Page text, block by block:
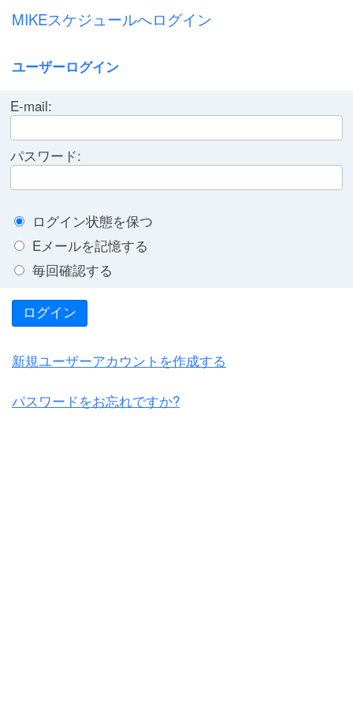
MIKEスケジュールへログイン
ユーザーログイン
E-mail:
パスワード:
ログイン状態を保つ
Eメールを記憶する
毎回確認する
ログイン
新規ユーザーアカウントを作成する
パスワードをお忘れですか?